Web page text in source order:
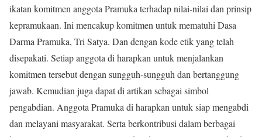
ikatan komitmen anggota Pramuka terhadap nilai-nilai dan prinsip
kepramukaan. Ini mencakup komitmen untuk mematuhi Dasa
Darma Pramuka, Tri Satya. Dan dengan kode etik yang telah
disepakati. Setiap anggota di harapkan untuk menjalankan
komitmen tersebut dengan sungguh-sungguh dan bertanggung
jawab. Kemudian juga dapat di artikan sebagai simbol
pengabdian. Anggota Pramuka di harapkan untuk siap mengabdi
dan melayani masyarakat. Serta berkontribusi dalam berbagai